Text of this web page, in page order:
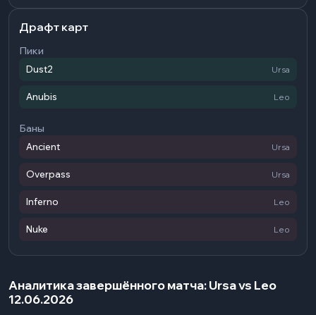
Драфт карт
Пики
Dust2 Ursa
Anubis Leo
Баны
Ancient Ursa
Overpass Ursa
Inferno Leo
Nuke Leo
Аналитика завершённого матча: Ursa vs Leo
12.06.2026